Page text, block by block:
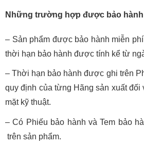
Những trường hợp được bảo hành
– Sản phẩm được bảo hành miễn
thời hạn bảo hành được tính kể từ
– Thời hạn bảo hành được ghi trên
quy định của từng Hãng sản xuất
mặt kỹ thuật.
– Có Phiếu bảo hành và Tem bảo
trên sản phẩm.